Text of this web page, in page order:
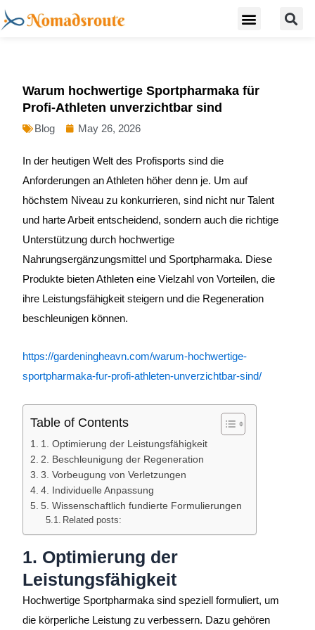
Skip
to
Menu
Warum hochwertige Sportpharmaka für
Profi-Athleten unverzichtbar sind
Blog May 26, 2026
In der heutigen Welt des Profisports sind die
Anforderungen an Athleten höher denn je. Um auf
höchstem Niveau zu konkurrieren, sind nicht nur Talent
und harte Arbeit entscheidend, sondern auch die richtige
Unterstützung durch hochwertige
Nahrungsergänzungsmittel und Sportpharmaka. Diese
Produkte bieten Athleten eine Vielzahl von Vorteilen, die
ihre Leistungsfähigkeit steigern und die Regeneration
beschleunigen können.
https://gardeningheavn.com/warum-hochwertige-
sportpharmaka-fur-profi-athleten-unverzichtbar-sind/
Table of Contents
1. Optimierung der Leistungsfähigkeit
2. Beschleunigung der Regeneration
3. Vorbeugung von Verletzungen
4. Individuelle Anpassung
5. Wissenschaftlich fundierte Formulierungen
Related posts:
1. Optimierung der
Leistungsfähigkeit
Hochwertige Sportpharmaka sind speziell formuliert, um
die körperliche Leistung zu verbessern. Dazu gehören